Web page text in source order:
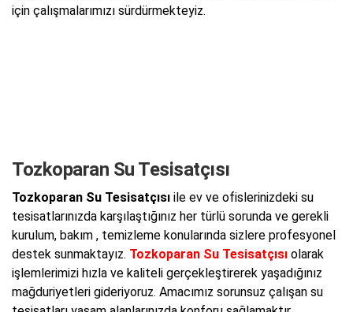
için çalışmalarımızı sürdürmekteyiz.
Tozkoparan Su Tesisatçısı
Tozkoparan Su Tesisatçısı ile ev ve ofislerinizdeki su
tesisatlarınızda karşılaştığınız her türlü sorunda ve gerekli
kurulum, bakım , temizleme konularında sizlere profesyonel
destek sunmaktayız. Tozkoparan Su Tesisatçısı olarak
işlemlerimizi hızla ve kaliteli gerçekleştirerek yaşadığınız
mağduriyetleri gideriyoruz. Amacımız sorunsuz çalışan su